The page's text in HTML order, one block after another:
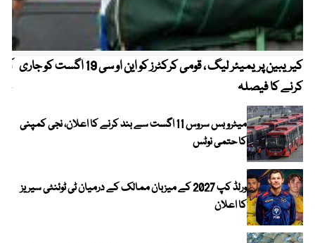
کیریبین پریمیئر لیگ ، قومی کرکٹرز کو این او سی 19 اگست کو جاری
کرنے کا فیصلہ
میٹرو بس سروس 11 اگست سے بند کرنے کا اعلان، نجی کمپنی
کا حتمی نوٹس
ورلڈ کپ 2027 کے میزبان ممالک کے درمیان ٹی ٹوئنٹی سیریز
کا اعلان